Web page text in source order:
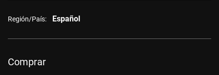
Región/País: Español
Comprar